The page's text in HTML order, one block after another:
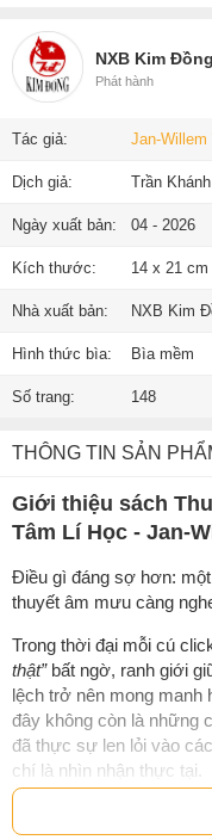
NXB Kim Đồng
Phát hành
Tác giả: Jan-Willem
Dịch giả: Trần
Ngày xuất bản: 04 - 2026
Kích thước: 14 x 21 cm
Nhà xuất bản: NXB Kim
Hình thức bìa: Bìa mềm
Số trang: 148
THÔNG TIN SẢN
Giới thiệu sách
Tâm Lí Học - Jan-
Điều gì đáng sợ hơn:
thuyết âm mưu càng
Trong thời đại mỗi cú
thật”bất ngờ, ranh giới
lệch trở nên mong
đây không còn là những
đã thực sự len lỏi vào
chí là nhìn nhận thực tại.
Thuyết Âm Mưu Dưới